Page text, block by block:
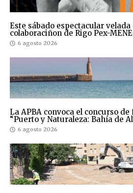
Este sábado espectacular
colaboraciñon de Rigo Pex-
6 agosto 2026
La APBA convoca el concurso
“Puerto y Naturaleza: Bahía de
6 agosto 2026